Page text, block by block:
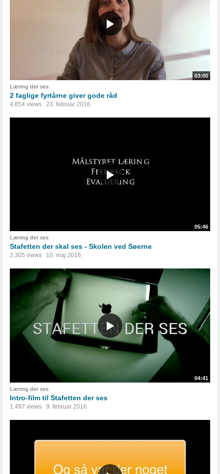
03:00
Læring der ses
2 faglige fyrtårne giver gode råd
4.854 views 23. februar 2016
05:46
Læring der ses
Stafetten der skal ses - Skolen ved Søerne
3.305 views 10. maj 2016
04:41
Læring der ses
Intro-film til Stafetten der ses
1.497 views 9. februar 2016